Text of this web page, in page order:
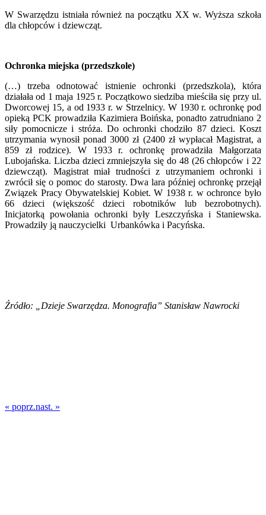
W Swarzędzu istniała również na początku XX w. Wyższa szkoła
dla chłopców i dziewcząt.
Ochronka miejska (przedszkole)
(…) trzeba odnotować istnienie ochronki (przedszkola), która
działała od 1 maja 1925 r. Początkowo siedziba mieściła się przy ul.
Dworcowej 15, a od 1933 r. w Strzelnicy. W 1930 r. ochronkę pod
opieką PCK prowadziła Kazimiera Boińska, ponadto zatrudniano 2
siły pomocnicze i stróża. Do ochronki chodziło 87 dzieci. Koszt
utrzymania wynosił ponad 3000 zł (2400 zł wypłacał Magistrat, a
859 zł rodzice). W 1933 r. ochronkę prowadziła Małgorzata
Lubojańska. Liczba dzieci zmniejszyła się do 48 (26 chłopców i 22
dziewcząt). Magistrat miał trudności z utrzymaniem ochronki i
zwrócił się o pomoc do starosty. Dwa lara później ochronkę przejął
Związek Pracy Obywatelskiej Kobiet. W 1938 r. w ochronce było
66 dzieci (większość dzieci robotników lub bezrobotnych).
Inicjatorką powołania ochronki były Leszczyńska i Staniewska.
Prowadziły ją nauczycielki Urbankówka i Pacyńska.
Źródło: „Dzieje Swarzędza. Monografia” Stanisław Nawrocki
« poprz.nast. »